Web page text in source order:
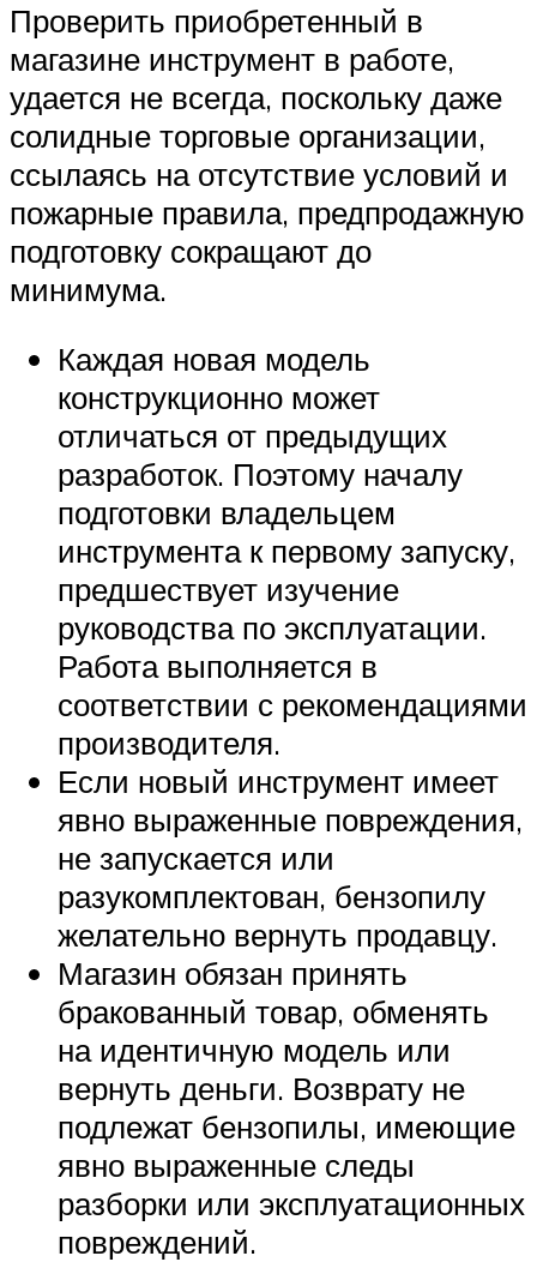
Проверить приобретенный в
магазине инструмент в работе,
удается не всегда, поскольку даже
солидные торговые организации,
ссылаясь на отсутствие условий и
пожарные правила, предпродажную
подготовку сокращают до
минимума.
Каждая новая модель
конструкционно может
отличаться от предыдущих
разработок. Поэтому началу
подготовки владельцем
инструмента к первому запуску,
предшествует изучение
руководства по эксплуатации.
Работа выполняется в
соответствии с рекомендациями
производителя.
Если новый инструмент имеет
явно выраженные повреждения,
не запускается или
разукомплектован, бензопилу
желательно вернуть продавцу.
Магазин обязан принять
бракованный товар, обменять
на идентичную модель или
вернуть деньги. Возврату не
подлежат бензопилы, имеющие
явно выраженные следы
разборки или эксплуатационных
повреждений.